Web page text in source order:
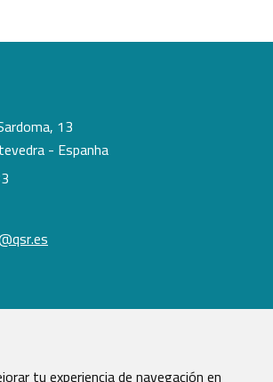
tu experiencia de navegación en
13
- Espanha